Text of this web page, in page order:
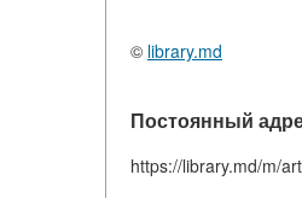
© library.md
Постоянный
https://library.md/m/